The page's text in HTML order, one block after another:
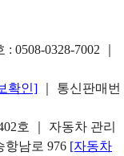
: 0508-0328-7002
확인]
｜ 통신판매번
호 ｜ 자동차 관리
항남로 976 [자동차